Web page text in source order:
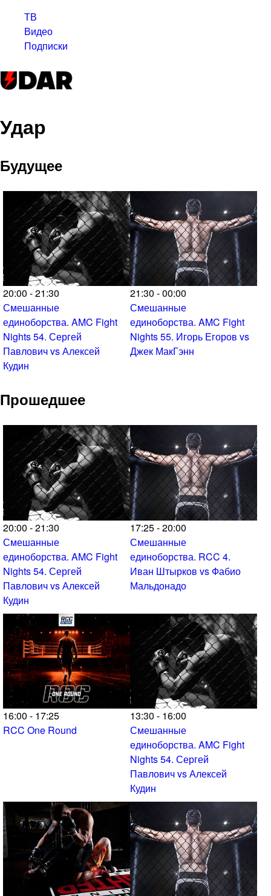
ТВ
Видео
Подписки
Удар
Будущее
20:00 - 21:30
Смешанные
единоборства. AMC Fight
Nights 54. Сергей
Павлович vs Алексей
Кудин
21:30 - 00:00
Смешанные
единоборства. AMC Fight
Nights 55. Игорь Егоров vs
Джек МакГэнн
Прошедшее
20:00 - 21:30
Смешанные
единоборства. AMC Fight
Nights 54. Сергей
Павлович vs Алексей
Кудин
17:25 - 20:00
Смешанные
единоборства. RCC 4.
Иван Штырков vs Фабио
Мальдонадо
16:00 - 17:25
RCC One Round
13:30 - 16:00
Смешанные
единоборства. AMC Fight
Nights 54. Сергей
Павлович vs Алексей
Кудин